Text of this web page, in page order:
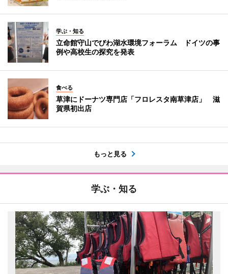
学ぶ・知る
立命館守山でびわ湖水環境フォーラム ドイツの事
例や高校生の探究を発表
食べる
草津にドーナツ専門店「フロレスタ南草津店」 滋
賀県初出店
もっと見る
学ぶ・知る